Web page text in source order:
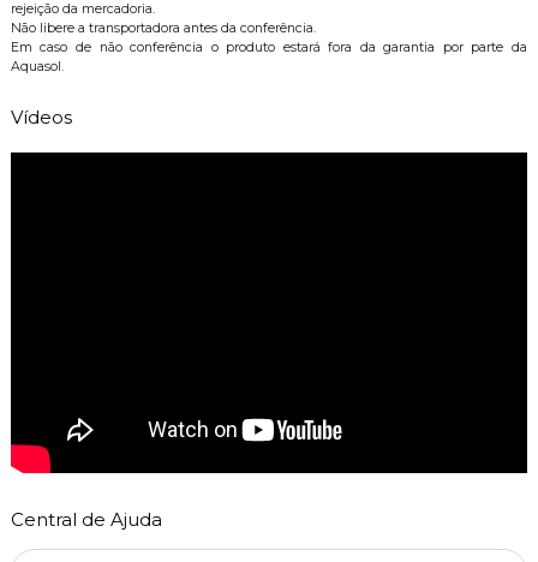
rejeição da mercadoria.
Não libere a transportadora antes da conferência.
Em caso de não conferência o produto estará fora da garantia por parte da
Aquasol.
Vídeos
Central de Ajuda